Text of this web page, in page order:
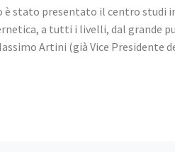
è stato presentato il centro studi
a tutti i livelli, dal grande
Artini (già Vice Presidente